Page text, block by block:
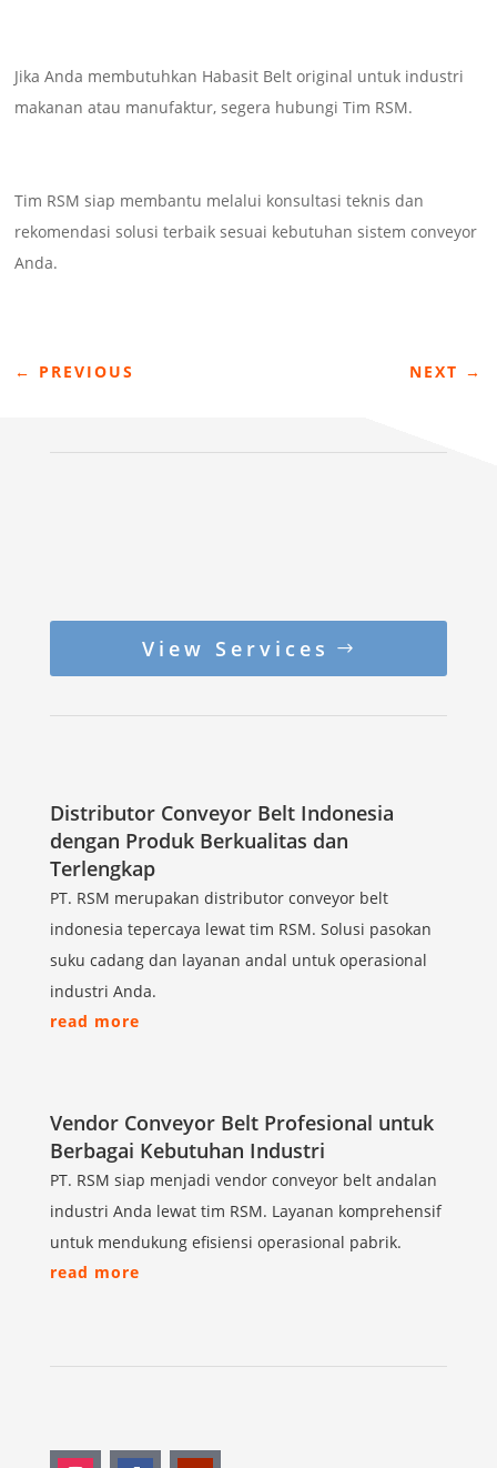
Jika Anda membutuhkan Habasit Belt original untuk industri
makanan atau manufaktur, segera hubungi Tim RSM.
Tim RSM siap membantu melalui konsultasi teknis dan
rekomendasi solusi terbaik sesuai kebutuhan sistem conveyor
Anda.
← PREVIOUS NEXT →
View Services
Distributor Conveyor Belt Indonesia
dengan Produk Berkualitas dan
Terlengkap
PT. RSM merupakan distributor conveyor belt
indonesia tepercaya lewat tim RSM. Solusi pasokan
suku cadang dan layanan andal untuk operasional
industri Anda.
read more
Vendor Conveyor Belt Profesional untuk
Berbagai Kebutuhan Industri
PT. RSM siap menjadi vendor conveyor belt andalan
industri Anda lewat tim RSM. Layanan komprehensif
untuk mendukung efisiensi operasional pabrik.
read more